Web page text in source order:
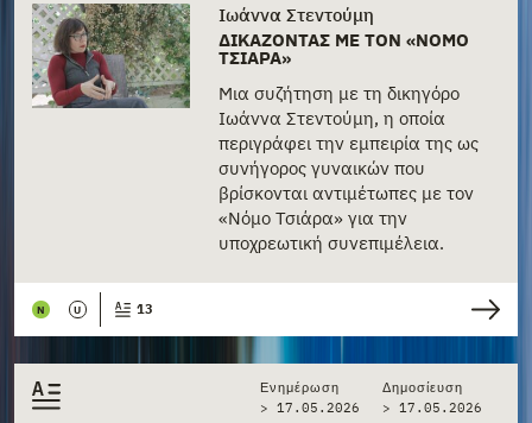
Ιωάννα Στεντούμη
ΔΙΚΆΖΟΝΤΑΣ ΜΕ ΤΟΝ «ΝΌΜΟ
ΤΣΙΆΡΑ»
Μια συζήτηση με τη δικηγόρο
Ιωάννα Στεντούμη, η οποία
περιγράφει την εμπειρία της ως
συνήγορος γυναικών που
βρίσκονται αντιμέτωπες με τον
«Νόμο Τσιάρα» για την
υποχρεωτική συνεπιμέλεια.
N U 13
Ενημέρωση
> 17.05.2026
Δημοσίευση
> 17.05.2026